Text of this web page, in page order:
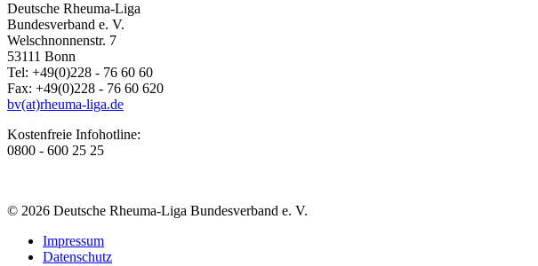
Deutsche Rheuma-Liga
Bundesverband e. V.
Welschnonnenstr. 7
53111 Bonn
Tel: +49(0)228 - 76 60 60
Fax: +49(0)228 - 76 60 620
bv(at)rheuma-liga.de
Kostenfreie Infohotline:
0800 - 600 25 25
© 2026 Deutsche Rheuma-Liga Bundesverband e. V.
Impressum
Datenschutz